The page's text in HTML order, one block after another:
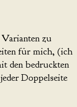
zu
für mich, (ich
den bedruckten
Doppelseite